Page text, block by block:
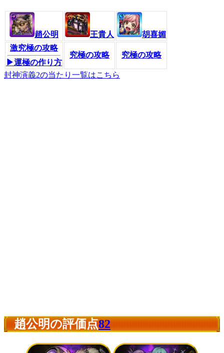
趙公明 王貴人
胡喜媚
激究極の攻略
▶運極の作り方
究極の攻略 究極の攻略
封神演義2の当たり一覧はこちら
趙公明の評価点82